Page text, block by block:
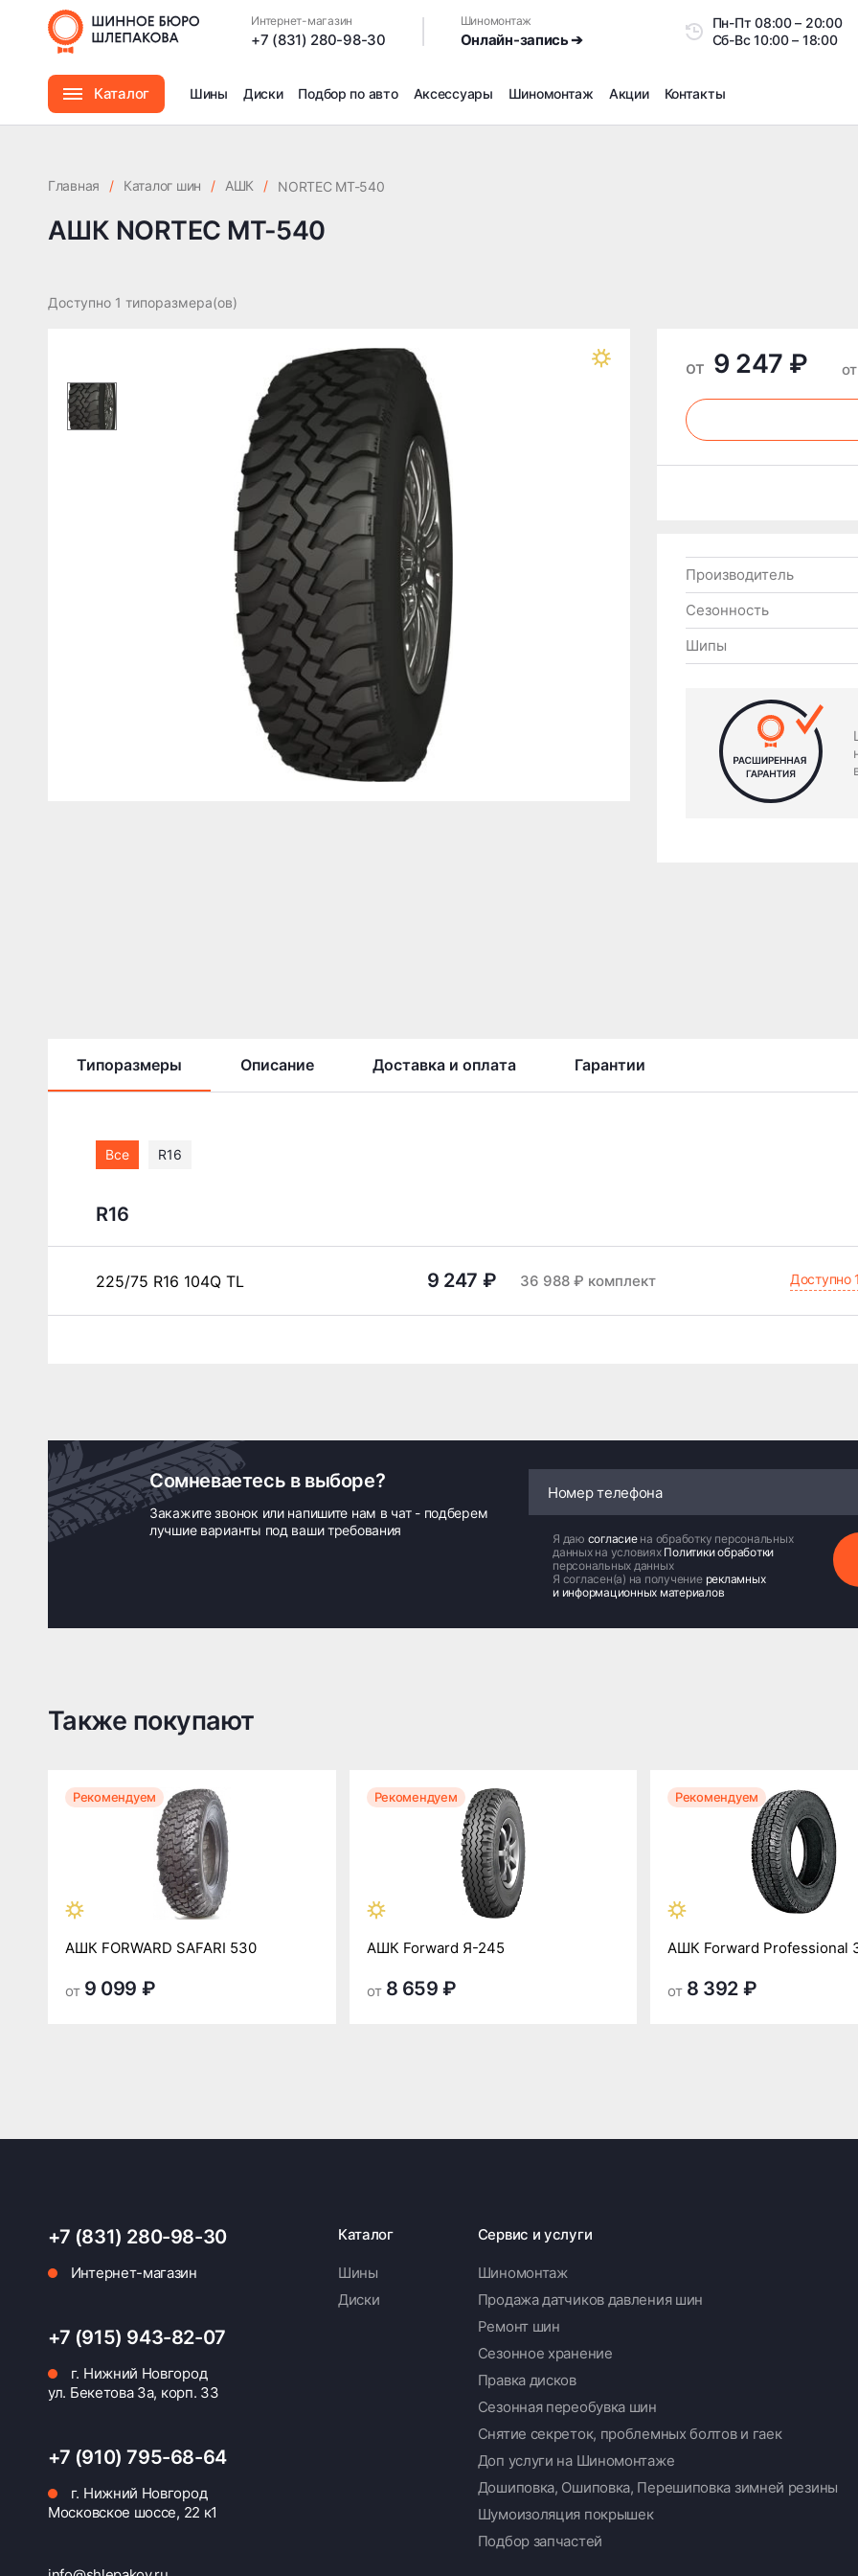
Интернет-магазин
+7 (831) 280-98-30
Шиномонтаж
Онлайн-запись ➔
Пн-Пт08:00 – 20:00
Сб-Вс10:00 – 18:00
Каталог
Аксессуары
Шины Диски Подбор по авто Аксессуары Шиномонтаж
Дошиповка, Ошиповка, Перешиповка зимней резины
Акции Контакты
Главная / Каталог шин / АШК / NORTEC MT-540
АШК NORTEC MT-540
Доступно 1 типоразмера(ов)
от 9 247 ₽
Производитель
Сезонность
Шипы
Типоразмеры Описание Доставка и оплата Гарантии
Все R16
R16
225/75 R16 104Q TL 9 247 ₽ 36 988 ₽ комплект Доступно
Сомневаетесь в выборе?
Закажите звонок или напишите нам в чат - подберем
лучшие варианты под ваши требования
Я даю согласие на обработку персональных
данных на условиях Политики обработки
персональных данных
Я согласен(а) на получение рекламных
и информационных материалов
Также покупают
Рекомендуем
АШК FORWARD SAFARI 530
от 9 099 ₽
Рекомендуем
АШК Forward Я-245
от 8 659 ₽
Рекомендуем
АШК Forward Professional
от 8 392 ₽
+7 (831) 280-98-30
Интернет-магазин
+7 (915) 943-82-07
г. Нижний Новгород
ул. Бекетова 3а, корп. 33
+7 (910) 795-68-64
г. Нижний Новгород
Московское шоссе, 22 к1
Каталог
Шины
Диски
Сервис и услуги
Шиномонтаж
Продажа датчиков давления шин
Ремонт шин
Сезонное хранение
Правка дисков
Сезонная переобувка шин
Снятие секреток, проблемных болтов и гаек
Доп услуги на Шиномонтаже
Дошиповка, Ошиповка, Перешиповка зимней резины
Шумоизоляция покрышек
Подбор запчастей